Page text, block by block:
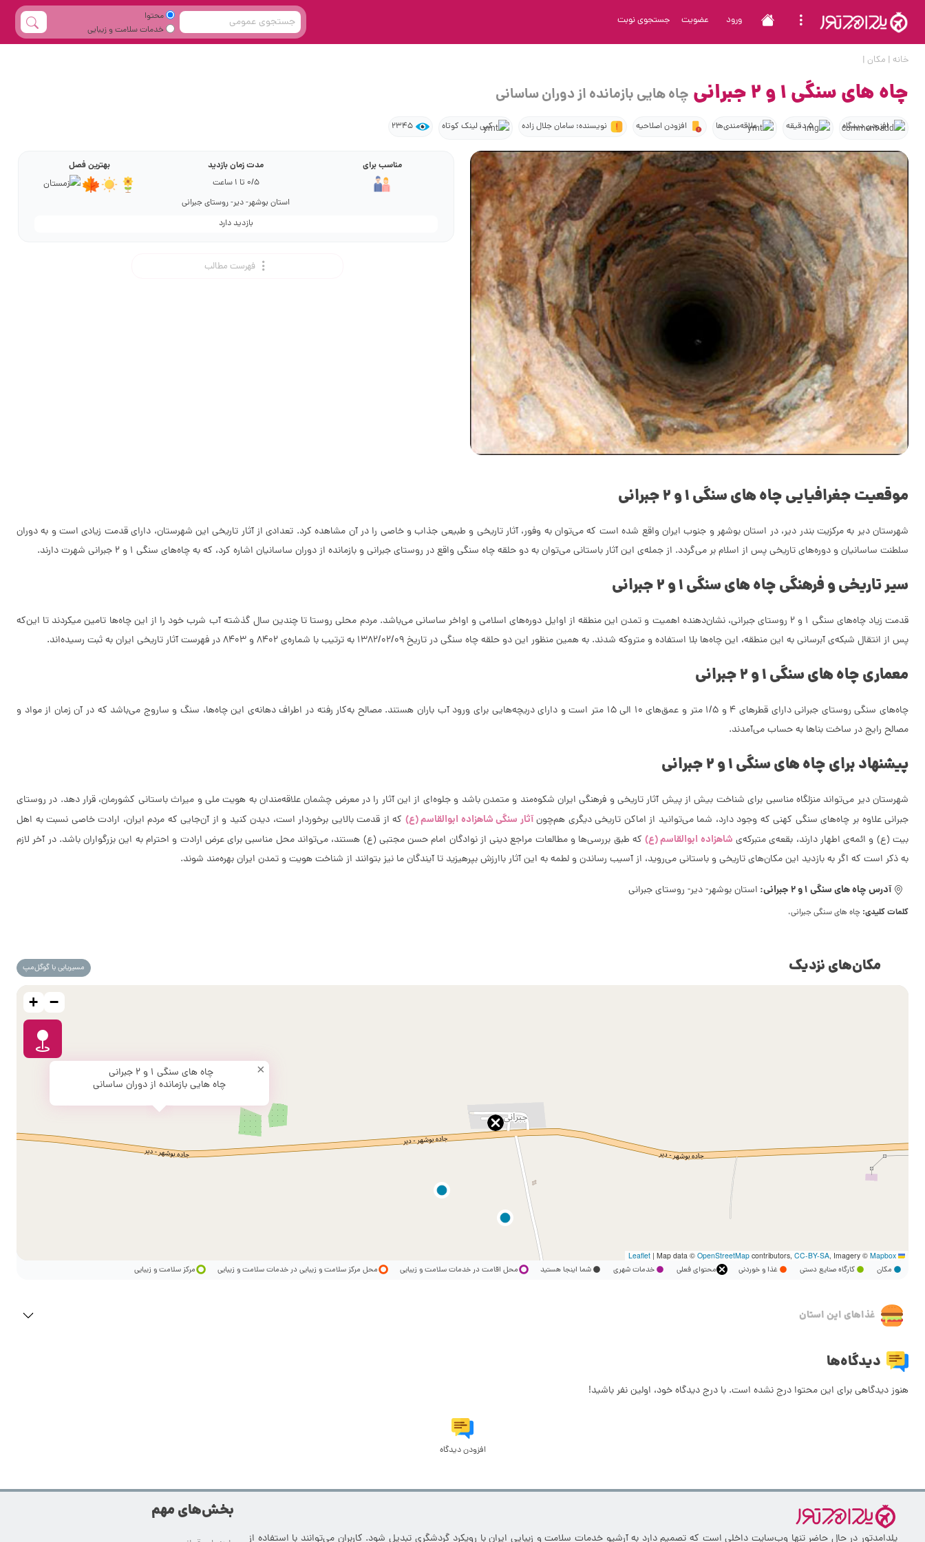
ورود عضویت جستجوی نوبت
محتوا
خدمات سلامت و زیبایی
خانه | مکان |
چاه های سنگی 1 و 2 جبرانی چاه هایی بازمانده از دوران ساسانی
افزودن دیدگاه 5 دقیقه علاقه‌مندی‌ها افزودن اصلاحیه نویسنده: سامان جلال زاده کپی لینک کوتاه 2345
مناسب برای مدت زمان بازدید
0/5 تا 1 ساعت
بهترین فصل
استان بوشهر- دیر- روستای جبرانی
بازدید دارد
فهرست مطالب
موقعیت جغرافیایی چاه های سنگی 1 و 2 جبرانی
شهرستان دیر به مرکزیت بندر دیر، در استان بوشهر و جنوب ایران واقع شده است که می‌توان به وفور، آثار تاریخی و طبیعی جذاب و خاصی را در آن مشاهده کرد. تعدادی از آثار تاریخی این شهرستان، دارای قدمت زیادی است و به دوران
سلطنت ساسانیان و دوره‌های تاریخی پس از اسلام بر می‌گردد. از جمله‌ی این آثار باستانی می‌توان به دو حلقه چاه سنگی واقع در روستای جبرانی و بازمانده از دوران ساسانیان اشاره کرد، که به چاه‌های سنگی 1 و 2 جبرانی شهرت دارند.
سیر تاریخی و فرهنگی چاه های سنگی 1 و 2 جبرانی
قدمت زیاد چاه‌های سنگی 1 و 2 روستای جبرانی، نشان‌دهنده اهمیت و تمدن این منطقه از اوایل دوره‌های اسلامی و اواخر ساسانی می‌باشد. مردم محلی روستا تا چندین سال گذشته آب شرب خود را از این چاه‌ها تامین می‎کردند تا این‌که
پس از انتقال شبکه‌ی آبرسانی به این منطقه، این چاه‌ها بلا استفاده و متروکه شدند. به همین منظور این دو حلقه چاه سنگی در تاریخ 1382/02/09 به ترتیب با شماره‌ی 8402 و 8403 در فهرست آثار تاریخی ایران به ثبت رسیده‌اند.
معماری چاه های سنگی 1 و 2 جبرانی
چاه‌های سنگی روستای جبرانی دارای قطرهای 4 و 1/5 متر و عمق‌های 10 الی 15 متر است و دارای دریچه‌هایی برای ورود آب باران هستند. مصالح به‌کار رفته در اطراف دهانه‌ی این چاه‌ها، سنگ و ساروج می‌باشد که در آن زمان از مواد و
مصالح رایج در ساخت بناها به حساب می‌آمدند.
پیشنهاد برای چاه های سنگی 1 و 2 جبرانی
شهرستان دیر می‌تواند منزلگاه مناسبی برای شناخت بیش از پیش آثار تاریخی و فرهنگی ایران شکوه‌مند و متمدن باشد و جلوه‌ای از این آثار را در معرض چشمان علاقه‌مندان به هویت ملی و میراث باستانی کشورمان، قرار دهد. در روستای
جبرانی علاوه ‌بر چاه‌های سنگی کهنی که وجود دارد، شما می‌توانید از اماکن تاریخی دیگری هم‌چونآثار سنگی شاهزاده ابوالقاسم (ع) که از قدمت بالایی برخوردار است، دیدن کنید و از آن‌جایی که مردم ایران، ارادت خاصی نسبت به اهل
بیت (ع) و ائمه‌ی اطهار دارند، بقعه‌ی متبرکه‌ی شاهزاده ابوالقاسم (ع)که طبق بررسی‌ها و مطالعات مراجع دینی از نوادگان امام حسن مجتبی (ع) هستند، می‌تواند محل مناسبی برای عرض ارادت و احترام به این بزرگواران باشد. در آخر لازم
به ذکر است که اگر به بازدید این مکان‌های تاریخی و باستانی می‌روید، از آسیب رساندن و لطمه به این آثار باارزش بپرهیزید تا آیندگان ما نیز بتوانند از شناخت هویت و تمدن ایران بهره‌مند شوند.
آدرس چاه های سنگی 1 و 2 جبرانی: استان بوشهر- دیر- روستای جبرانی
کلمات کلیدی: چاه های سنگی جبرانی،
مکان‌های نزدیک مسیریابی با گوگل‌مپ
چاه های سنگی 1 و 2 جبرانی
چاه هایی بازمانده از دوران ساسانی
×
+ −
Leaflet
| Map data © OpenStreetMapcontributors, CC-BY-SA, Imagery © Mapbox
مکان کارگاه صنایع دستی غذا و خوردنی محتوای فعلی خدمات شهری شما اینجا هستید محل اقامت در خدمات سلامت و زیبایی محل مرکز سلامت و زیبایی در خدمات سلامت و زیبایی مرکز سلامت و زیبایی
غذاهای این استان
دیدگاه‌ها
هنوز دیدگاهی برای این محتوا درج نشده است. با درج دیدگاه خود، اولین نفر باشید!
افزودن دیدگاه
یلدامدتور در حال حاضر تنها وب‌سایت داخلی است که تصمیم دارد به آرشیو خدمات سلامت و زیبایی ایران با رویکرد گردشگری تبدیل شود. کاربران می‌توانند با استفاده از
بخش‌های مهم